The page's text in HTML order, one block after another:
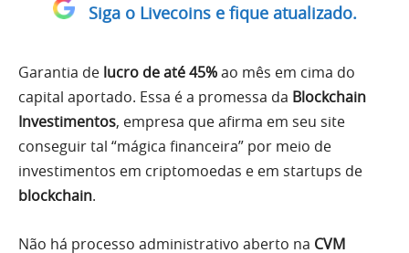
Siga o Livecoins e fique atualizado.
Garantia de lucro de até 45%ao mês em cima do
capital aportado. Essa é a promessa da Blockchain
Investimentos, empresa que afirma em seu site
conseguir tal “mágica financeira” por meio de
investimentos em criptomoedas e em startups de
blockchain.
Não há processo administrativo aberto na CVM